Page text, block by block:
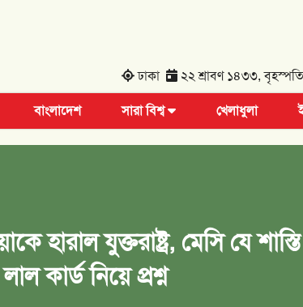
ঢাকা ২২ শ্রাবণ ১৪৩৩,
বাংলাদেশ সারা বিশ্ব খেলাধুলা
হারাল যুক্তরাষ্ট্র, মেসি যে শাস্তি
কার্ড নিয়ে প্রশ্ন